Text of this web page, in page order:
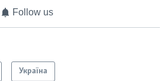
Follow us
Україна